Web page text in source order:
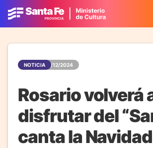
NOTICIA 12/12/2024
Rosario volverá
disfrutar del
canta la